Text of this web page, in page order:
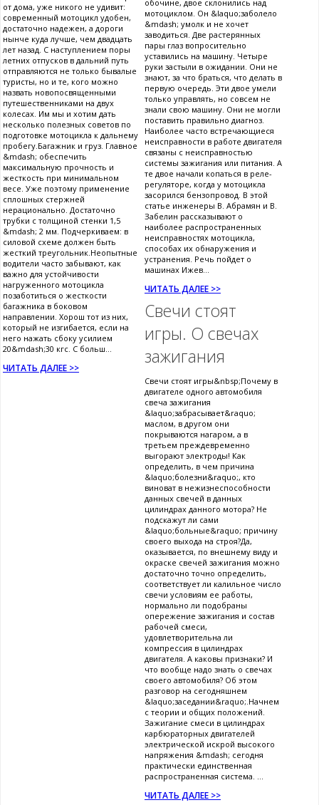
от дома, уже никого не удивит:
современный мотоцикл удобен,
достаточно надежен, а дороги
нынче куда лучше, чем двадцать
лет назад. С наступлением поры
летних отпусков в дальний путь
отправляются не только бывалые
туристы, но и те, кого можно
назвать новопосвященными
путешественниками на двух
колесах. Им мы и хотим дать
несколько полезных советов по
подготовке мотоцикла к дальнему
пробегу.Багажник и груз. Главное
&mdash; обеспечить
максимальную прочность и
жесткость при минимальном
весе. Уже поэтому применение
сплошных стержней
нерационально. Достаточно
трубки с толщиной стенки 1,5
&mdash; 2 мм. Подчеркиваем: в
силовой схеме должен быть
жесткий треугольник.Неопытные
водители часто забывают, как
важно для устойчивости
нагруженного мотоцикла
позаботиться о жесткости
багажника в боковом
направлении. Хорош тот из них,
который не изгибается, если на
него нажать сбоку усилием
20&mdash;30 кгс. С больш...
ЧИТАТЬ ДАЛЕЕ >>
обочине, двое склонились над
мотоциклом. Он &laquo;заболело
&mdash; умолк и не хочет
заводиться. Две растерянных
пары глаз вопросительно
уставились на машину. Четыре
руки застыли в ожидании. Они не
знают, за что браться, что делать в
первую очередь. Эти двое умели
только управлять, но совсем не
знали свою машину. Они не могли
поставить правильно диагноз.
Наиболее часто встречающиеся
неисправности в работе двигателя
связаны с неисправностью
системы зажигания или питания. А
те двое начали копаться в реле-
регуляторе, когда у мотоцикла
засорился бензопровод. В этой
статье инженеры В. Абрамян и В.
Забелин рассказывают о
наиболее распространенных
неисправностях мотоцикла,
способах их обнаружения и
устранения. Речь пойдет о
машинах Ижев...
ЧИТАТЬ ДАЛЕЕ >>
Свечи стоят
игры. О свечах
зажигания
Свечи стоят игры&nbsp;Почему в
двигателе одного автомобиля
свеча зажигания
&laquo;забрасывает&raquo;
маслом, в другом они
покрываются нагаром, а в
третьем преждевременно
выгорают электроды! Как
определить, в чем причина
&laquo;болезни&raquo;, кто
виноват в нежизнеспособности
данных свечей в данных
цилиндрах данного мотора? Не
подскажут ли сами
&laquo;больные&raquo; причину
своего выхода на строя?Да,
оказывается, по внешнему виду и
окраске свечей зажигания можно
достаточно точно определить,
соответствует ли калильное число
свечи условиям ее работы,
нормально ли подобраны
опережение зажигания и состав
рабочей смеси,
удовлетворительна ли
компрессия в цилиндрах
двигателя. А каковы признаки? И
что вообще надо знать о свечах
своего автомобиля? Об этом
разговор на сегодняшнем
&laquo;заседании&raquo;.Начнем
с теории и общих положений.
Зажигание смеси в цилиндрах
карбюраторных двигателей
электрической искрой высокого
напряжения &mdash; сегодня
практически единственная
распространенная система. ...
ЧИТАТЬ ДАЛЕЕ >>